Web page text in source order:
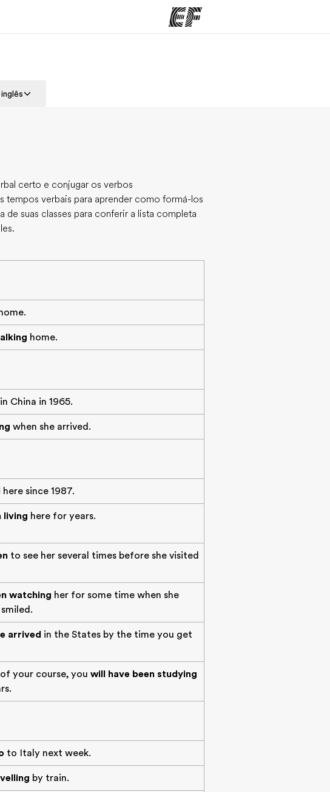
Programas
certo e conjugar os verbos
tempos verbais para aprender como formá-los
suas classes para conferir a lista completa
home.
home.
in China in 1965.
when she arrived.
here since 1987.
living here for years.
to see her several times before she visited
watching her for some time when she
arrived in the States by the time you get
your course, you will have been studying
to Italy next week.
by train.